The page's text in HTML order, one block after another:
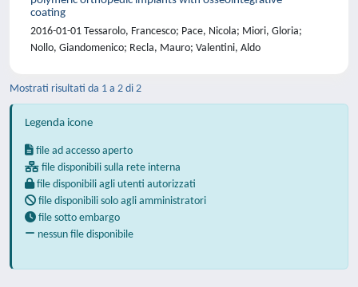
coating
2016-01-01 Tessarolo, Francesco; Pace, Nicola; Miori, Gloria;
Nollo, Giandomenico; Recla, Mauro; Valentini, Aldo
Mostrati risultati da 1 a 2 di 2
Legenda icone
file ad accesso aperto
file disponibili sulla rete interna
file disponibili agli utenti autorizzati
file disponibili solo agli amministratori
file sotto embargo
nessun file disponibile